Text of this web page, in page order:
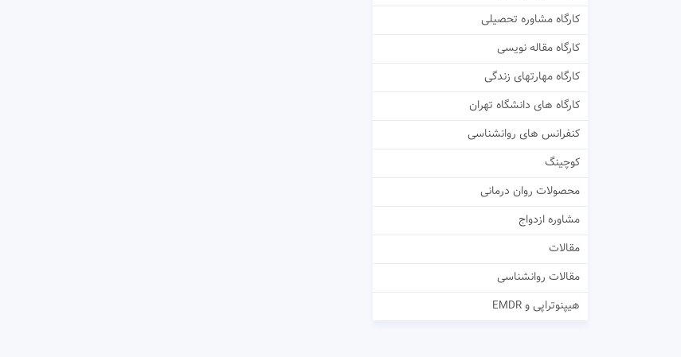
کارگاه مشاوره تحصیلی
کارگاه مقاله نویسی
کارگاه مهارتهای زندگی
کارگاه های دانشگاه تهران
کنفرانس های روانشناسی
کوچینگ
محصولات روان درمانی
مشاوره ازدواج
مقالات
مقالات روانشناسی
هیپنوتراپی و EMDR